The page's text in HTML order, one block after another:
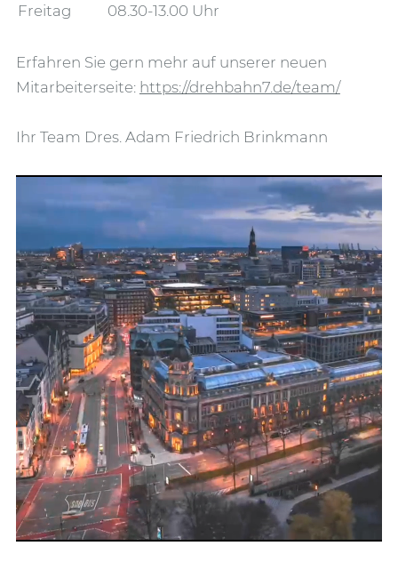
Freitag
08.30-13.00 Uhr
Erfahren Sie gern mehr auf unserer neuen
Mitarbeiterseite: https://drehbahn7.de/team/
Ihr Team Dres. Adam Friedrich Brinkmann